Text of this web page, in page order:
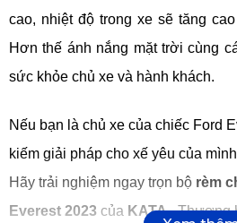
cao, nhiệt độ trong xe sẽ tăng
Hơn thế ánh nắng mặt trời cùng
sức khỏe chủ xe và hành khách.
Nếu bạn là chủ xe của chiếc Ford
kiếm giải pháp cho xế yêu của
Hãy trải nghiệm ngay trọn bộ rèm
Everest 2023 của KATA- Thương